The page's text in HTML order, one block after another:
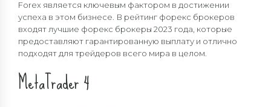
Forex является ключевым фактором в достижении
успеха в этом бизнесе. В рейтинг форекс брокеров
входят лучшие форекс брокеры 2023 года, которые
предоставляют гарантированную выплату и отлично
подходят для трейдеров всего мира в целом.
MetaTrader 4